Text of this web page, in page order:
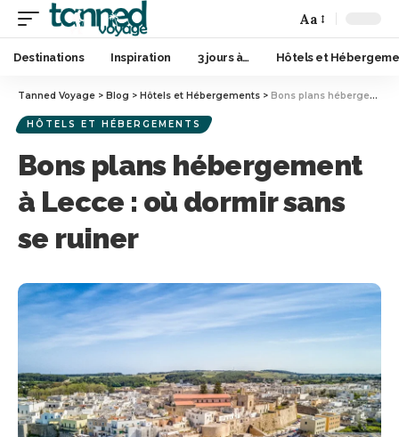
Aa
Destinations Inspiration 3 jours à… Hôtels et
Tanned Voyage > Blog > Hôtels et Hébergements > Bons plans hébergement à Lecce : où dormir sans se ruiner
HÔTELS ET HÉBERGEMENTS
Bons plans hébergement
à Lecce : où dormir sans
se ruiner